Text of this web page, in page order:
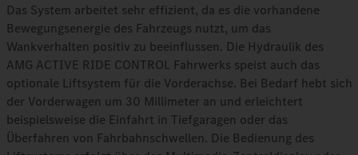
Das System arbeitet sehr effizient, da es die vorhandene
Bewegungsenergie des Fahrzeugs nutzt, um das
Wankverhalten positiv zu beeinflussen. Die Hydraulik des
AMG ACTIVE RIDE CONTROL Fahrwerks speist auch das
optionale Liftsystem für die Vorderachse. Bei Bedarf hebt sich
der Vorderwagen um 30 Millimeter an und erleichtert
beispielsweise die Einfahrt in Tiefgaragen oder das
Überfahren von Fahrbahnschwellen. Die Bedienung des